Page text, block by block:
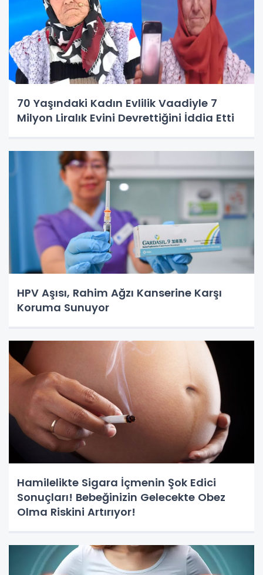
70 Yaşındaki Kadın Evlilik Vaadiyle 7
Milyon Liralık Evini Devrettiğini İddia Etti
HPV Aşısı, Rahim Ağzı Kanserine Karşı
Koruma Sunuyor
Hamilelikte Sigara İçmenin Şok Edici
Sonuçları! Bebeğinizin Gelecekte Obez
Olma Riskini Artırıyor!